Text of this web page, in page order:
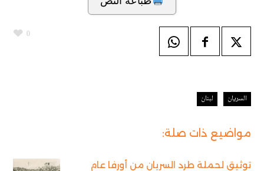
0
السريان لبنان
مواضيع ذات صلة:
توثيق لحملة طرد السريان من أورفا عام